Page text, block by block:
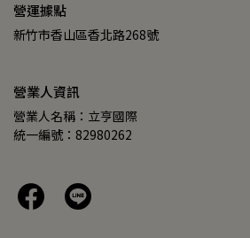
營運據點
新竹市香山區香北路268號
營業人資訊
營業人名稱：立亨國際
統一編號：82980262